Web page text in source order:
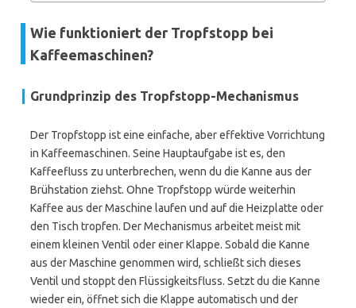
Wie funktioniert der Tropfstopp bei
Kaffeemaschinen?
Grundprinzip des Tropfstopp-Mechanismus
Der Tropfstopp ist eine einfache, aber effektive Vorrichtung
in Kaffeemaschinen. Seine Hauptaufgabe ist es, den
Kaffeefluss zu unterbrechen, wenn du die Kanne aus der
Brühstation ziehst. Ohne Tropfstopp würde weiterhin
Kaffee aus der Maschine laufen und auf die Heizplatte oder
den Tisch tropfen. Der Mechanismus arbeitet meist mit
einem kleinen Ventil oder einer Klappe. Sobald die Kanne
aus der Maschine genommen wird, schließt sich dieses
Ventil und stoppt den Flüssigkeitsfluss. Setzt du die Kanne
wieder ein, öffnet sich die Klappe automatisch und der